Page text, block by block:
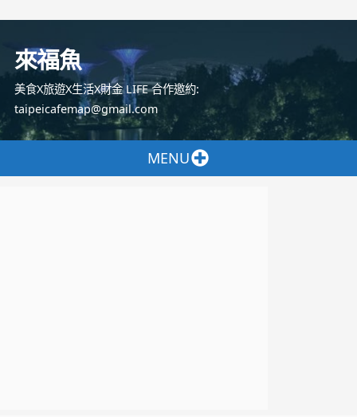
容
來福魚
美食X旅遊X生活X財金 LIFE 合作邀約:
taipeicafemap@gmail.com
MENU